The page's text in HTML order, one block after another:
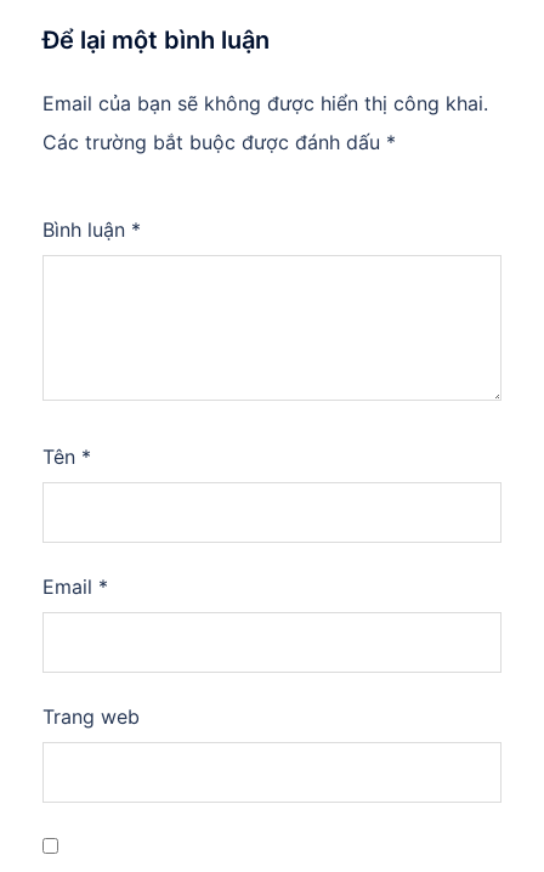
Để lại một bình luận
Email của bạn sẽ không được hiển thị công khai.
Các trường bắt buộc được đánh dấu *
Bình luận *
Tên *
Email *
Trang web